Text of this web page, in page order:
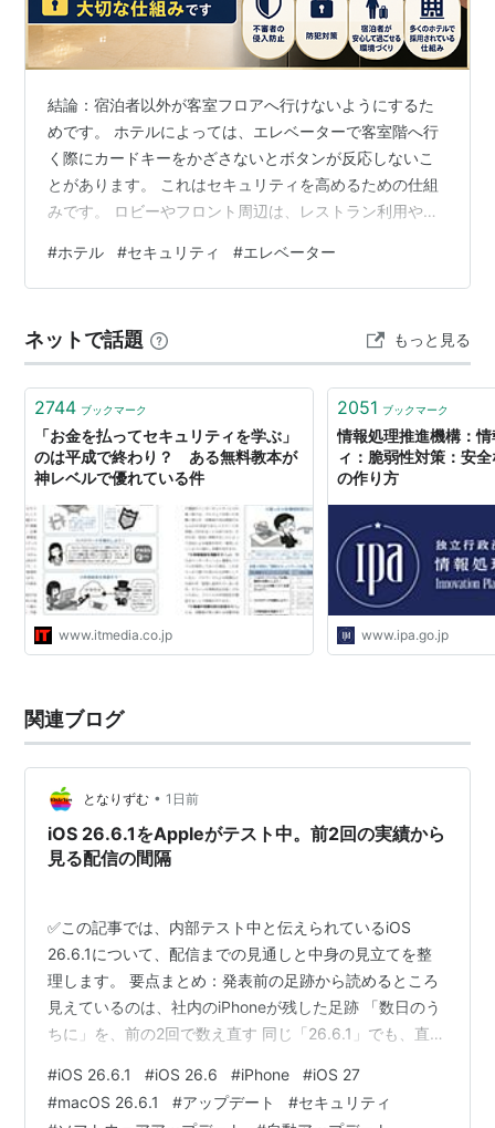
結論：宿泊者以外が客室フロアへ行けないようにするた
めです。 ホテルによっては、エレベーターで客室階へ行
く際にカードキーをかざさないとボタンが反応しないこ
とがあります。 これはセキュリティを高めるための仕組
みです。 ロビーやフロント周辺は、レストラン利用や待
す。 一方、客室フロアは宿泊者が安心して過ごすための
空間です。そのため、不特定多数の人が自由に出入りし
きるだけ宿泊者以外の立ち入りを制限する目的がありま
す。 この仕組みによって、 不審者の侵入防止 防犯対策
宿泊者が安心して過ごせる環境づくり に…
#ホテル #セキュリティ #エレベーター
ネットで話題 もっと見る
2744 ブックマーク
「お金を払ってセキュリティを学ぶ」
のは平成で終わり？ ある無料教本が
神レベルで優れている件
www.itmedia.co.jp
2051 ブックマーク
情報処理推進機構：
ィ：脆弱性対策：安
の作り方
www.ipa.go.jp
関連ブログ
となりずむ • 1日前
iOS 26.6.1をAppleがテスト中。前2回の実績から
見る配信の間隔
✅この記事では、内部テスト中と伝えられているiOS
26.6.1について、配信までの見通しと中身の見立てを整
理します。 要点まとめ：発表前の足跡から読めるところ
見えているのは、社内のiPhoneが残した足跡 「数日のう
ちに」を、前の2回で数え直す 同じ「26.6.1」でも、直る
けること 海外の反応：何が直るのかの当てっこと、iOS
27への心配 ひとこと：足跡を追いかけるのが3回目にな
#iOS 26.6.1 #iOS 26.6 #iPhone #iOS 27
#macOS 26.6.1 #アップデート #セキュリティ